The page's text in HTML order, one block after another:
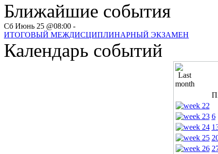
Ближайшие события
Сб Июнь 25 @08:00 -
ИТОГОВЫЙ МЕЖДИСЦИПЛИНАРНЫЙ ЭКЗАМЕН
Календарь событий
6